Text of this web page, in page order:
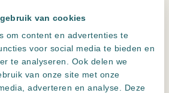
van cookies
om content en advertenties te
voor social media te bieden en
te analyseren. Ook delen we
van onze site met onze
adverteren en analyse. Deze
Gun Metal